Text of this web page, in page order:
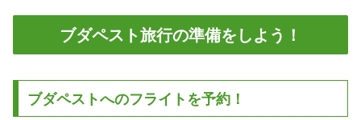
ブダペスト旅行の準備をしよう！
ブダペストへのフライトを予約！